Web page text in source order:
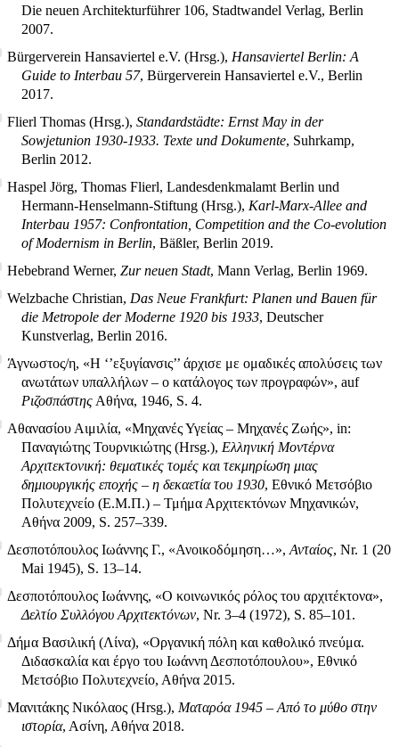
Die neuen Architekturführer 106, Stadtwandel Verlag, Berlin
2007.
Bürgerverein Hansaviertel e.V. (Hrsg.), Hansaviertel Berlin: A
Guide to Interbau 57, Bürgerverein Hansaviertel e.V., Berlin
2017.
Flierl Thomas (Hrsg.), Standardstädte: Ernst May in der
Sowjetunion 1930-1933. Texte und Dokumente, Suhrkamp,
Berlin 2012.
Haspel Jörg, Thomas Flierl, Landesdenkmalamt Berlin und
Hermann-Henselmann-Stiftung (Hrsg.), Karl-Marx-Allee and
Interbau 1957: Confrontation, Competition and the Co-evolution
of Modernism in Berlin, Bäßler, Berlin 2019.
Hebebrand Werner, Zur neuen Stadt, Mann Verlag, Berlin 1969.
Welzbache Christian, Das Neue Frankfurt: Planen und Bauen für
die Metropole der Moderne 1920 bis 1933, Deutscher
Kunstverlag, Berlin 2016.
Άγνωστος/η, «Η ‘’εξυγίανσις’’ άρχισε με ομαδικές απολύσεις των
ανωτάτων υπαλλήλων – ο κατάλογος των προγραφών», auf
Ριζοσπάστης Αθήνα, 1946, S. 4.
Αθανασίου Αιμιλία, «Μηχανές Υγείας – Μηχανές Ζωής», in:
Παναγιώτης Τουρνικιώτης (Hrsg.), Ελληνική Μοντέρνα
Αρχιτεκτονική: θεματικές τομές και τεκμηρίωση μιας
δημιουργικής εποχής – η δεκαετία του 1930, Εθνικό Μετσόβιο
Πολυτεχνείο (Ε.Μ.Π.) – Τμήμα Αρχιτεκτόνων Μηχανικών,
Αθήνα 2009, S. 257–339.
Δεσποτόπουλος Ιωάννης Γ., «Ανοικοδόμηση…», Ανταίος, Nr. 1 (20
Mai 1945), S. 13–14.
Δεσποτόπουλος Ιωάννης, «Ο κοινωνικός ρόλος του αρχιτέκτονα»,
Δελτίο Συλλόγου Αρχιτεκτόνων, Nr. 3–4 (1972), S. 85–101.
Δήμα Βασιλική (Λίνα), «Οργανική πόλη και καθολικό πνεύμα.
Διδασκαλία και έργο του Ιωάννη Δεσποτόπουλου», Εθνικό
Μετσόβιο Πολυτεχνείο, Αθήνα 2015.
Μανιτάκης Νικόλαος (Hrsg.), Ματαρόα 1945 – Από το μύθο στην
ιστορία, Ασίνη, Αθήνα 2018.